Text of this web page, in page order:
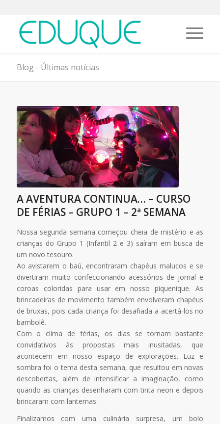
Blog - Últimas notícias
A AVENTURA CONTINUA… – CURSO
DE FÉRIAS – GRUPO 1 – 2ª SEMANA
Nossa segunda semana começou cheia de mistério e as
crianças do Grupo 1 (Infantil 2 e 3) saíram em busca de
um novo tesouro.
Ao avistarem o baú, encontraram chapéus malucos e se
divertiram muito confeccionando acessórios de jornal e
coroas coloridas para usar em nosso piquenique. As
brincadeiras de movimento também envolveram chapéus
de bruxas, pois cada criança foi desafiada a acertá-los no
bambolê.
Com o clima de férias, os dias se tornam bastante
convidativos às propostas mais inusitadas, que
acontecem em nosso espaço de explorações. Luz e
sombra foi o tema desta semana, que resultou em novas
descobertas, além de intensificar a imaginação, como
quando as crianças desenharam com tinta neon e depois
brincaram com lanternas.
Finalizamos com uma culinária surpresa, um bolo